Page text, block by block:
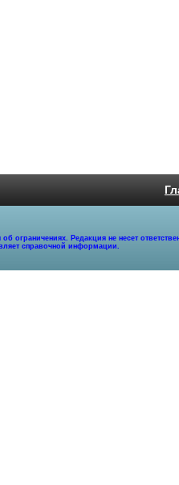
ограничениях. Редакция не несет
справочной информации.